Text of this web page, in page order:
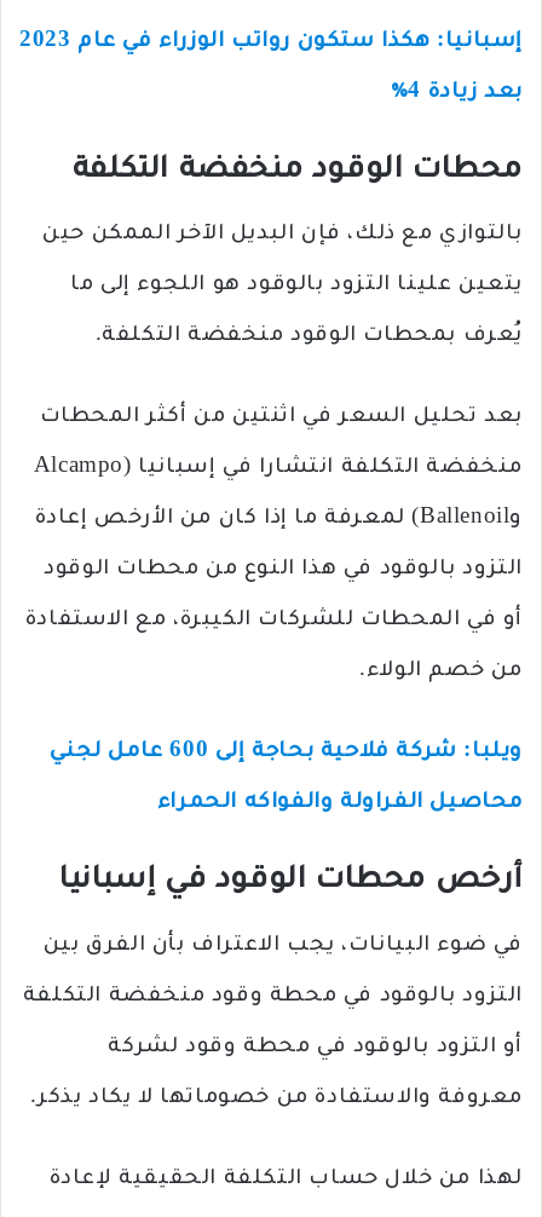
إسبانيا: هكذا ستكون رواتب الوزراء في عام 2023
بعد زيادة 4٪
محطات الوقود منخفضة التكلفة
بالتوازي مع ذلك، فإن البديل الآخر الممكن حين
يتعين علينا التزود بالوقود هو اللجوء إلى ما
يُعرف بمحطات الوقود منخفضة التكلفة.
بعد تحليل السعر في اثنتين من أكثر المحطات
منخفضة التكلفة انتشارا في إسبانيا (Alcampo
وBallenoil) لمعرفة ما إذا كان من الأرخص إعادة
التزود بالوقود في هذا النوع من محطات الوقود
أو في المحطات للشركات الكيبرة، مع الاستفادة
من خصم الولاء.
ويلبا: شركة فلاحية بحاجة إلى 600 عامل لجني
محاصيل الفراولة والفواكه الحمراء
أرخص محطات الوقود في إسبانيا
في ضوء البيانات، يجب الاعتراف بأن الفرق بين
التزود بالوقود في محطة وقود منخفضة التكلفة
أو التزود بالوقود في محطة وقود لشركة
معروفة والاستفادة من خصوماتها لا يكاد يذكر.
لهذا من خلال حساب التكلفة الحقيقية لإعادة